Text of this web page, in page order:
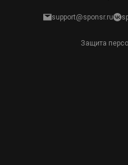
support@sponsr.ru
Защита